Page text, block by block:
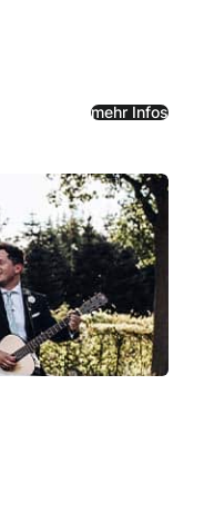
mehr Infos